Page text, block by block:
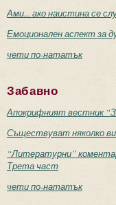
Ами... ако наистина се
Емоционален аспект за
чети по-нататък
Забавно
Апокрифният вестник
Съществуват няколко
“Литературни”
Трета част
чети по-нататък